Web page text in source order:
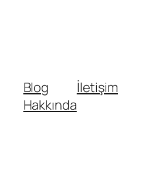
Blog
Hakkında
İletişim